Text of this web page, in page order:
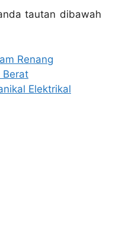
tautan dibawah
Renang
Berat
Elektrikal